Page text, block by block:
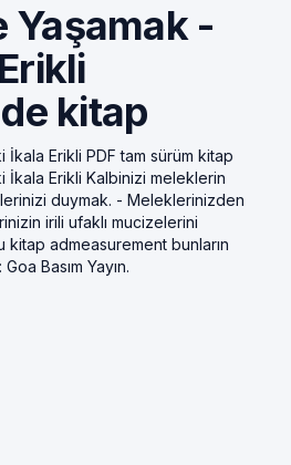
Yaşamak -
kitap
Erikli PDF tam sürüm kitap
İkala Erikli Kalbinizi meleklerin
duymak. - Meleklerinizden
irili ufaklı mucizelerini
kitap admeasurement bunların
Basım Yayın.